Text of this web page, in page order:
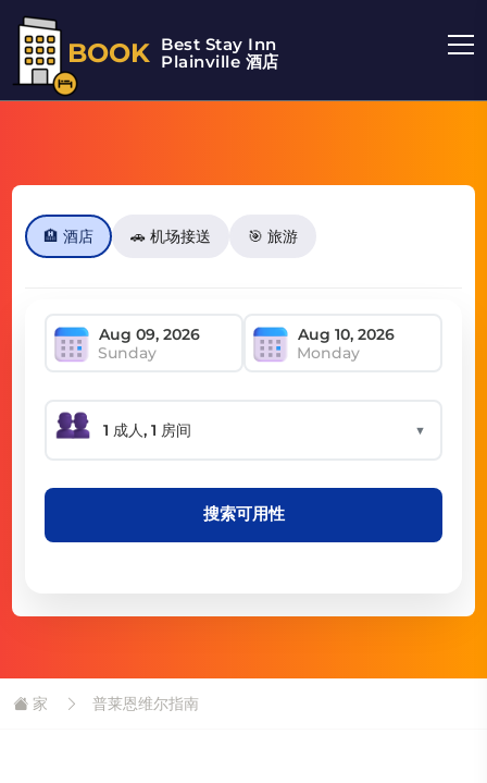
BOOK Best Stay Inn
Plainville 酒店
🏨 酒店 🚗 机场接送 🎯 旅游
Sunday Monday
▼
搜索可用性
家 普莱恩维尔指南